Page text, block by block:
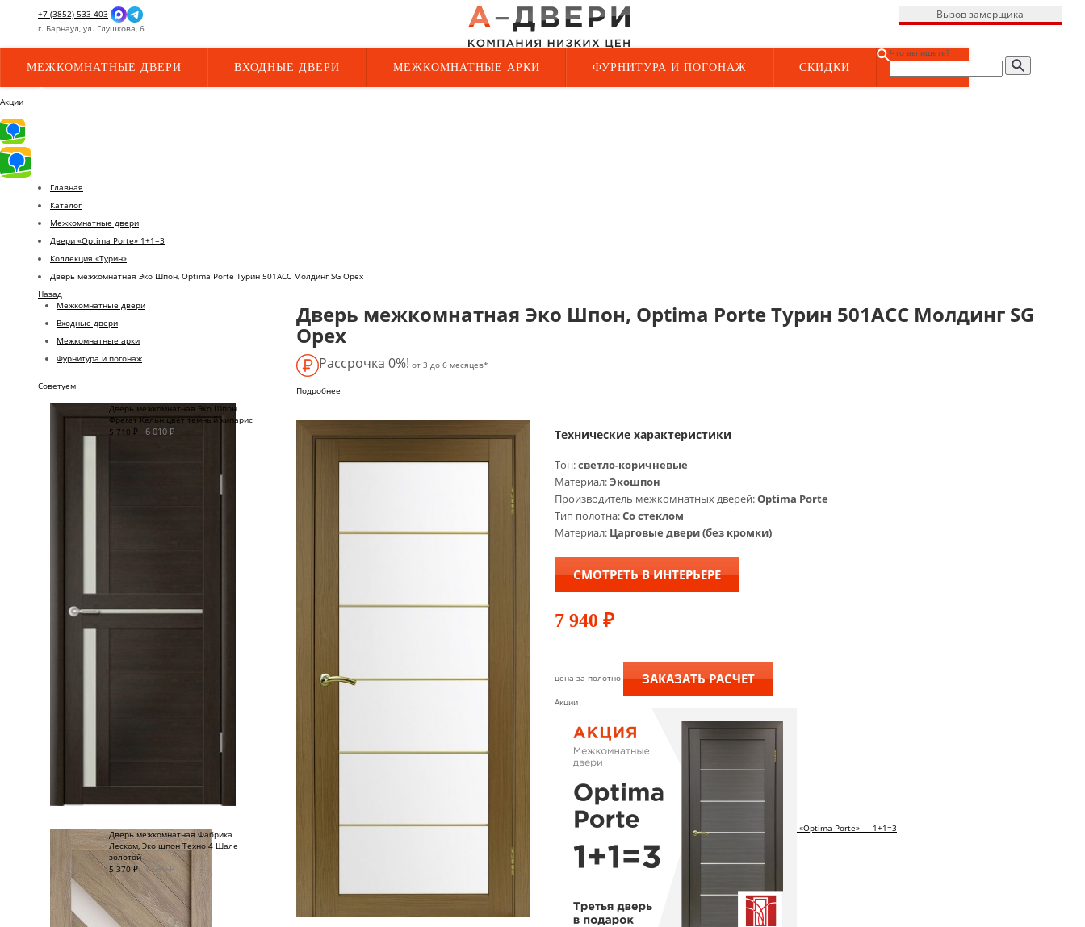
+7 (3852) 533-403
г. Барнаул, ул. Глушкова, 6
Вызов замерщика
МЕЖКОМНАТНЫЕ ДВЕРИ ВХОДНЫЕ ДВЕРИ МЕЖКОМНАТНЫЕ АРКИ ФУРНИТУРА И ПОГОНАЖ СКИДКИ
Что вы ищете?
Акции
Главная
Каталог
Межкомнатные двери
Двери «Optima Porte» 1+1=3
Коллекция «Турин»
Дверь межкомнатная Эко Шпон, Optima Porte Турин 501АСС Молдинг SG Орех
Дверь межкомнатная Эко Шпон, Optima Porte Турин 501АСС Молдинг SG
Орех
Рассрочка 0%! от 3 до 6 месяцев*
Подробнее
Технические характеристики
Тон:cветло-коричневые
Материал:Экошпон
Производитель межкомнатных дверей:Optima Porte
Тип полотна:Со стеклом
Материал: Царговые двери (без кромки)
СМОТРЕТЬ В ИНТЕРЬЕРЕ
7 940 ₽
цена за полотно ЗАКАЗАТЬ РАСЧЕТ
Акции
«Optima Porte» — 1+1=3
Назад
Межкомнатные двери
Входные двери
Межкомнатные арки
Фурнитура и погонаж
Советуем
Дверь межкомнатная Эко Шпон
Фрегат Кёльн цвет темный кипарис
5 710 ₽ 6 010 ₽
Дверь межкомнатная Фабрика
Леском, Эко шпон Техно 4 Шале
золотой
5 370 ₽ 6 980 ₽